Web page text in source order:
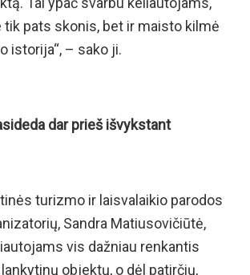
tik pats skonis, bet ir maisto kilmė
istorija“, – sako ji.
dar prieš išvykstant
turizmo ir laisvalaikio parodos
Sandra Matiusovičiūtė,
vis dažniau renkantis
objektų, o dėl patirčių,